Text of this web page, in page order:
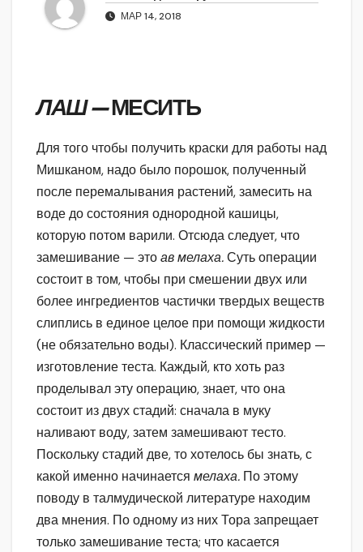
МАР 14, 2018
ЛАШ —МЕСИТЬ
Для того чтобы получить краски для работы над
Мишканом, надо было порошок, полученный
после перемалывания растений, замесить на
воде до состояния однородной кашицы,
которую потом варили. Отсюда следует, что
замешивание — этоав мелаха.Суть операции
состоит в том, чтобы при смешении двух или
более ингредиентов частички твердых веществ
слиплись в единое целое при помощи жидкости
(не обязательно воды). Классический пример —
изготовление теста. Каждый, кто хоть раз
проделывал эту операцию, знает, что она
состоит из двух стадий: сначала в муку
наливают воду, затем замешивают тесто.
Поскольку стадий две, то хотелось бы знать, с
какой именно начинается мелаха. По этому
поводу в талмудической литературе находим
два мнения. По одному из них Тора запрещает
только замешивание теста; что касается